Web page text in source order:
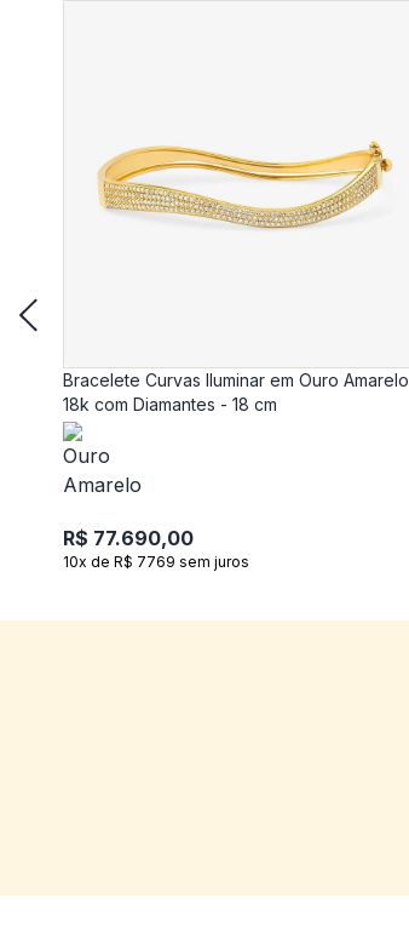
Bracelete Curvas Iluminar em Ouro Amarelo
18k com Diamantes - 18 cm
R$ 77.690,00
10x de R$ 7769 sem juros